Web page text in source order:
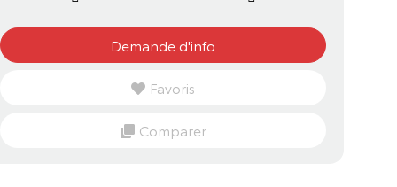
Demande d'info
Favoris
Comparer